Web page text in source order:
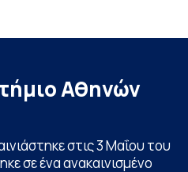
Αθηνών
στις 3 Μαΐου του
σε ένα ανακαινισμένο